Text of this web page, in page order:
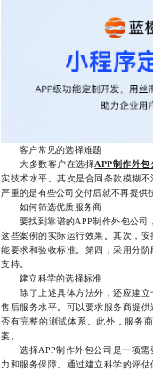
客户常见的选择难题
大多数客户在选择APP制作外包
实技术水平。其次是合同条款模糊
严重的是有些公司交付后就不再提供
如何筛选优质服务商
要找到靠谱的APP制作外包公司
这些案例的实际运行效果。其次，
能要求和验收标准。第四，采用分
支持。
建立科学的选择标准
除了上述具体方法外，还应建立
售后服务水平。可以要求服务商提
否有完整的测试体系。此外，服务
案。
选择APP制作外包公司是一项需
力和服务保障。通过建立科学的评